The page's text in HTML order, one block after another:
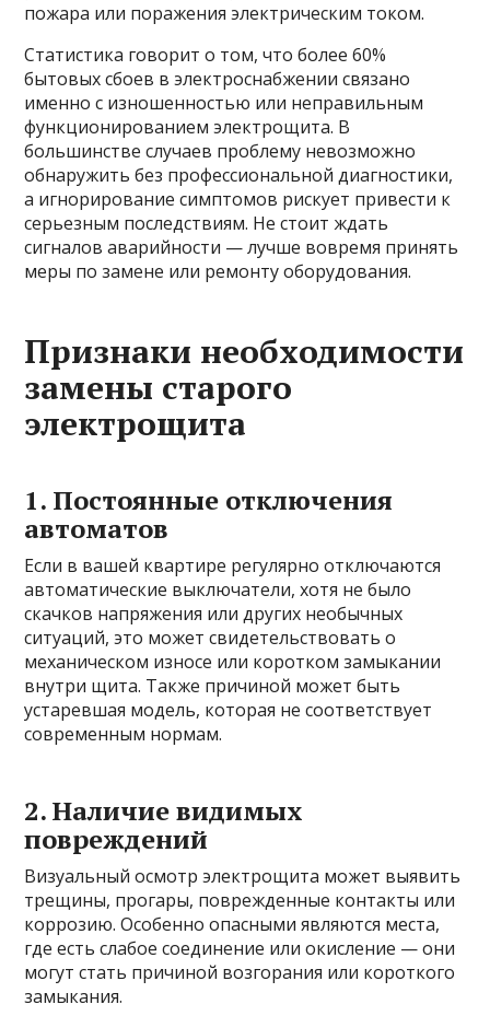
пожара или поражения электрическим током.
Статистика говорит о том, что более 60%
бытовых сбоев в электроснабжении связано
именно с изношенностью или неправильным
функционированием электрощита. В
большинстве случаев проблему невозможно
обнаружить без профессиональной диагностики,
а игнорирование симптомов рискует привести к
серьезным последствиям. Не стоит ждать
сигналов аварийности — лучше вовремя принять
меры по замене или ремонту оборудования.
Признаки необходимости
замены старого
электрощита
1. Постоянные отключения
автоматов
Если в вашей квартире регулярно отключаются
автоматические выключатели, хотя не было
скачков напряжения или других необычных
ситуаций, это может свидетельствовать о
механическом износе или коротком замыкании
внутри щита. Также причиной может быть
устаревшая модель, которая не соответствует
современным нормам.
2. Наличие видимых
повреждений
Визуальный осмотр электрощита может выявить
трещины, прогары, поврежденные контакты или
коррозию. Особенно опасными являются места,
где есть слабое соединение или окисление — они
могут стать причиной возгорания или короткого
замыкания.